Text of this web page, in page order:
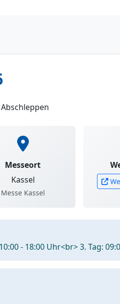
Messeort
Kassel
Messe Kassel
- 18:00 Uhr<br> 3. Tag: